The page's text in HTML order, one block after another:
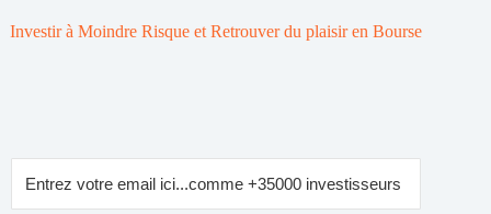
Investir à Moindre Risque et Retrouver du plaisir en Bourse